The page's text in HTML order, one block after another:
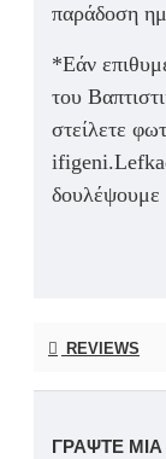
παράδοση
*Εάν
του
στείλετε
δουλέψουμε
REVIEWS
ΓΡΆΨΤΕ